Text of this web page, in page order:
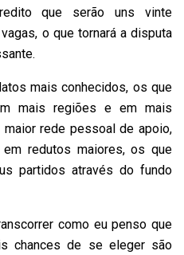
que serão uns vinte
o que tornará a disputa
mais conhecidos, os que
mais regiões e em mais
maior rede pessoal de apoio,
redutos maiores, os que
partidos através do fundo
como eu penso que
chances de se eleger são